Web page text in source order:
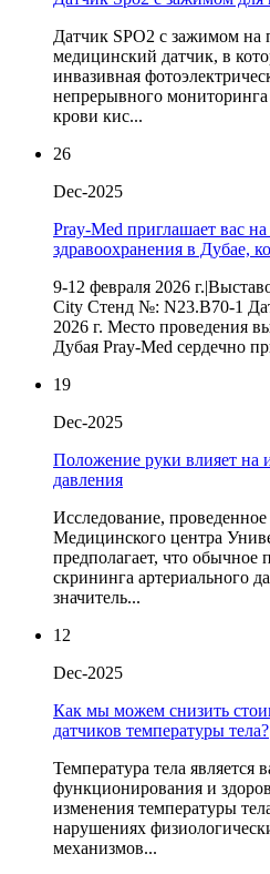
Датчик SPO2 с зажимом на
медицинский датчик, в
инвазивная
непрерывного
крови кис...
26
Dec-2025
Pray-Med приглашает вас
здравоохранения в Дубае,
9-12 февраля 2026
City Стенд №: N23.B70-1
2026 г. Место проведения
Дубая Pray-Med сердечно
19
Dec-2025
Положение руки влияет на
давления
Исследование,
Медицинского центра
предполагает, что обычное
скрининга артериального
значитель...
12
Dec-2025
Как мы можем снизить
датчиков температуры тела?
Температура тела
функционирования и
изменения температуры
нарушениях
механизмов...